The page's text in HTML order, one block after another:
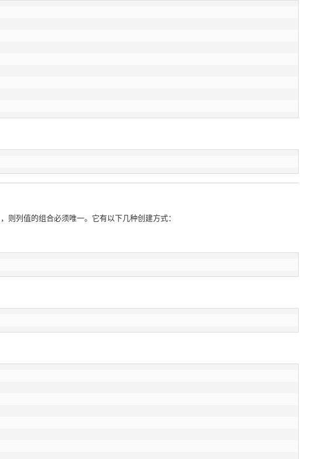
列值的组合必须唯一。它有以下几种创建方式：